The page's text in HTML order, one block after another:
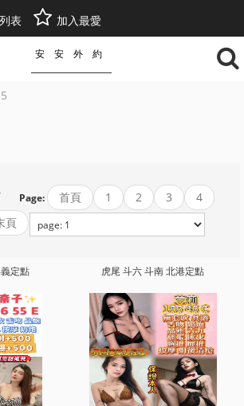
表 加入最愛
安安外約
Page: 首頁 1 2 3
4
頁
定點 虎尾 斗六 斗南 北港定點